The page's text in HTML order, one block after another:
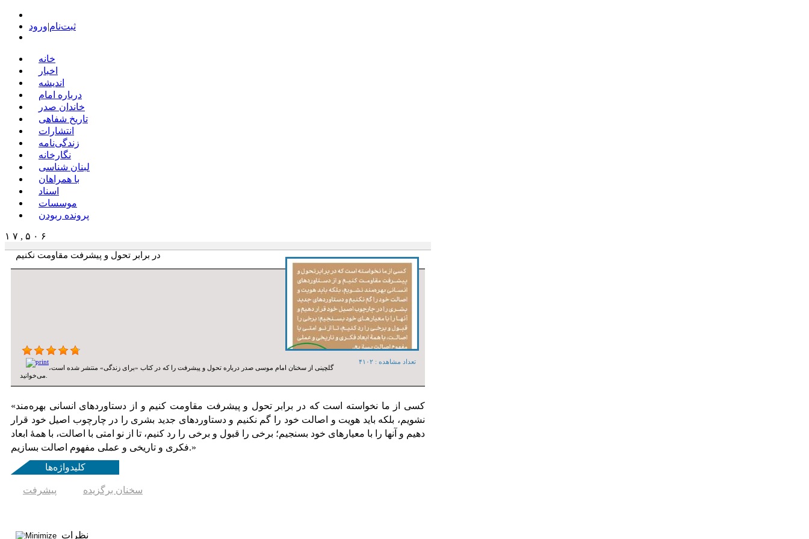
ثبت‌نام|ورود
خانه
اخبار
اندیشه
درباره امام
خاندان صدر
تاریخ شفاهی
انتشارات
زندگی‌نامه
نگارخانه
لبنان شناسی
با همراهان
اسناد
موسسات
پرونده ربودن
۱ ۷ , ۵ ۰ ۶
در برابر تحول و پیشرفت مقاومت نکنیم
تعداد مشاهده :‌ ۴۱۰۲
گلچینی از سخنان امام موسی صدر درباره تحول و پیشرفت را که در کتاب «برای زندگی» منتشر شده است،
«کسی از ما نخواسته است که در برابر تحول و پیشرفت مقاومت کنیم و از دستاوردهای انسانی بهره‌مند
نشویم، بلکه باید هویت و اصالت خود را گم نکنیم و دستاوردهای جدید بشری را در چارچوب اصیل خود قرار
دهیم و آنها را با معیارهای خود بسنجیم؛ برخی را قبول و برخی را رد کنیم، تا از نو امتی با اصالت، با همۀ ابعاد
فکری و تاریخی و عملی مفهوم اصالت بسازیم.»
کلیدواژه‌ها
سخنان برگزیده پیشرفت
نظرات